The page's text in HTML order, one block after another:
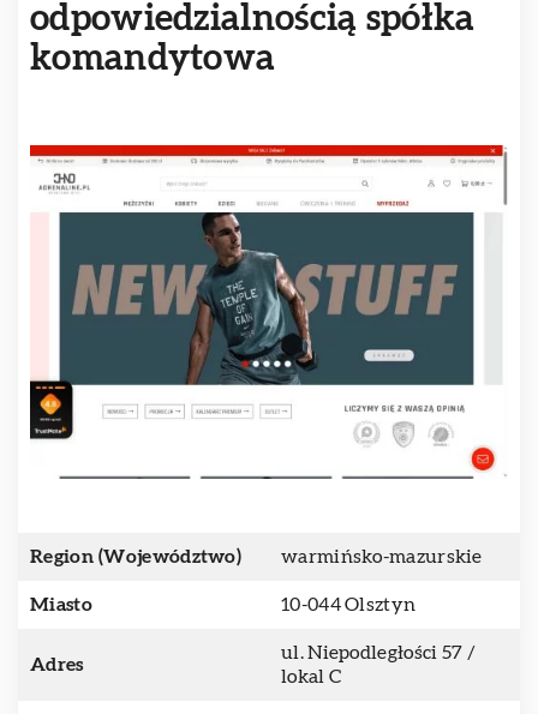
odpowiedzialnością spółka
komandytowa
Region (Województwo) warmińsko-mazurskie
Miasto 10-044 Olsztyn
Adres
ul. Niepodległości 57 /
lokal C